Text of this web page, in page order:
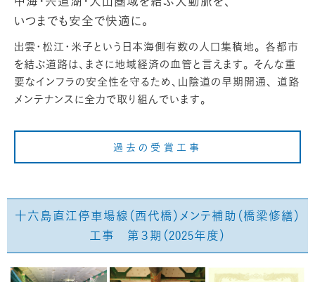
いつまでも安全で快適に。
出雲・松江・米子という日本海側有数の人口集積地。 各都市
を結ぶ道路は、まさに地域経済の血管と言えます。 そんな重
要なインフラの安全性を守るため、山陰道の早期開通、 道路
メンテナンスに全力で取り組んでいます。
過去の受賞工事
十六島直江停車場線（西代橋）メンテ補助（橋梁修繕）
工事 第３期（2025年度）